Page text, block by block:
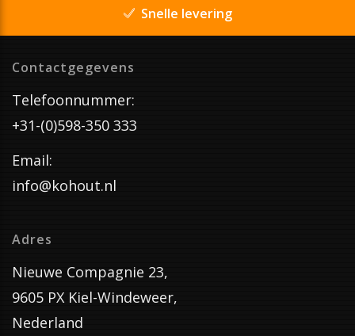
Snelle levering
Contactgegevens
Telefoonnummer:
+31-(0)598-350 333
Email:
info@kohout.nl
Adres
Nieuwe Compagnie 23,
9605 PX Kiel-Windeweer,
Nederland